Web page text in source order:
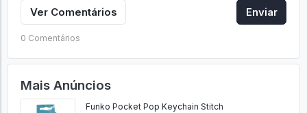
Ver Comentários Enviar
0 Comentários
Mais Anúncios
Funko Pocket Pop Keychain Stitch